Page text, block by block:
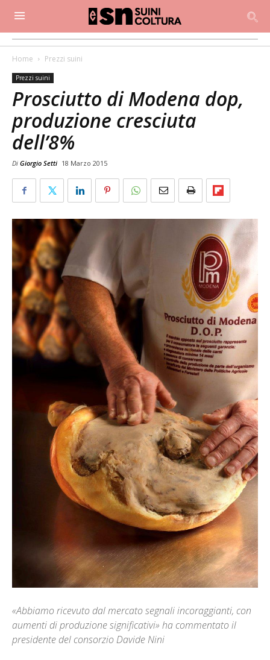
Home Prezzi suini
Prezzi suini
Prosciutto di Modena dop,
produzione cresciuta
dell’8%
Di Giorgio Setti 18 Marzo 2015
«Abbiamo ricevuto dal mercato segnali incoraggianti, con
aumenti di produzione significativi» ha commentato il
presidente del consorzio Davide Nini